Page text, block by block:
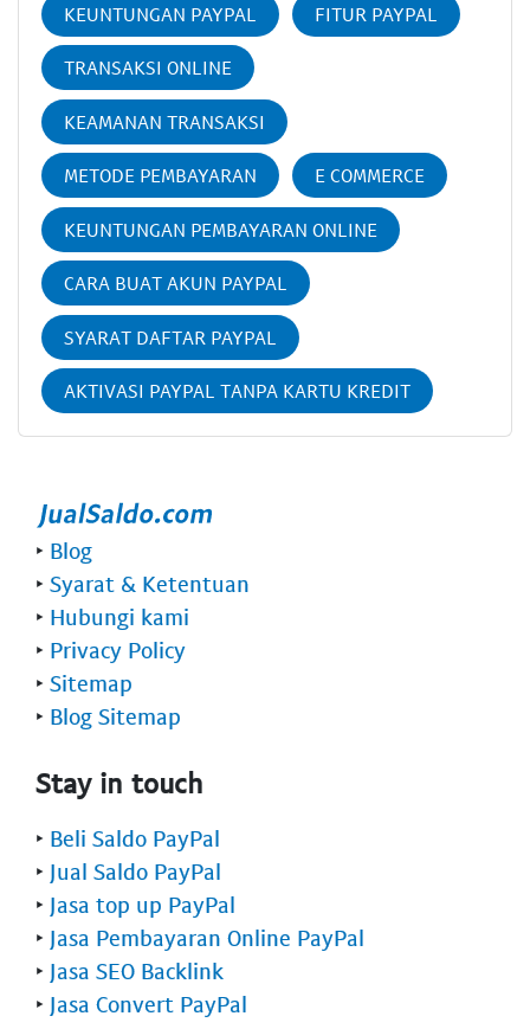
KEUNTUNGAN PAYPAL FITUR PAYPAL
TRANSAKSI ONLINE
KEAMANAN TRANSAKSI
METODE PEMBAYARAN E COMMERCE
KEUNTUNGAN PEMBAYARAN ONLINE
CARA BUAT AKUN PAYPAL
SYARAT DAFTAR PAYPAL
AKTIVASI PAYPAL TANPA KARTU KREDIT
‣ Blog
‣ Syarat & Ketentuan
‣ Hubungi kami
‣ Privacy Policy
‣ Sitemap
‣ Blog Sitemap
Stay in touch
‣ Beli Saldo PayPal
‣ Jual Saldo PayPal
‣ Jasa top up PayPal
‣ Jasa Pembayaran Online PayPal
‣ Jasa SEO Backlink
‣ Jasa Convert PayPal